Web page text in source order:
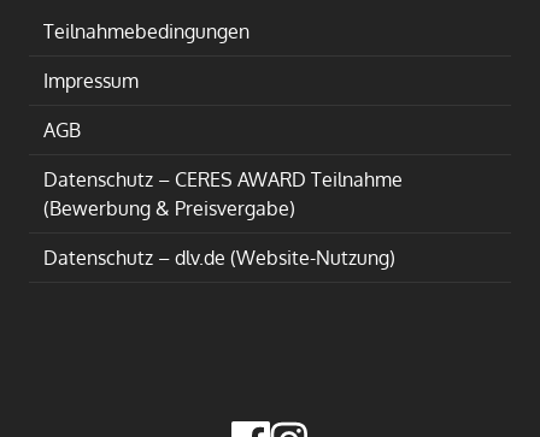
Teilnahmebedingungen
Impressum
AGB
Datenschutz – CERES AWARD Teilnahme
(Bewerbung & Preisvergabe)
Datenschutz – dlv.de (Website-Nutzung)